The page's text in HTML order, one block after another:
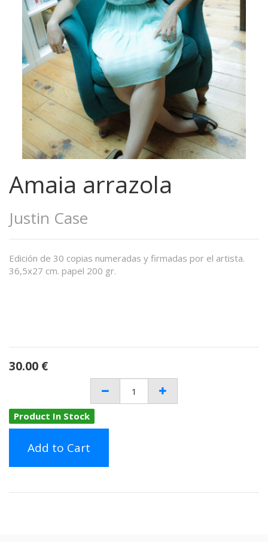
Amaia arrazola
Justin Case
Edición de 30 copias numeradas y firmadas por el artista.
36,5x27 cm. papel 200 gr.
30.00 €
Product In Stock
Add to Cart